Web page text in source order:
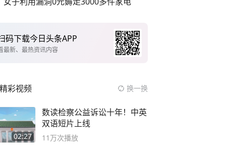
码下载今日头条APP
最新、最热资讯内容
精彩视频 换一换
02:27
数读检察公益诉讼十年！中英
双语短片上线
11万次播放